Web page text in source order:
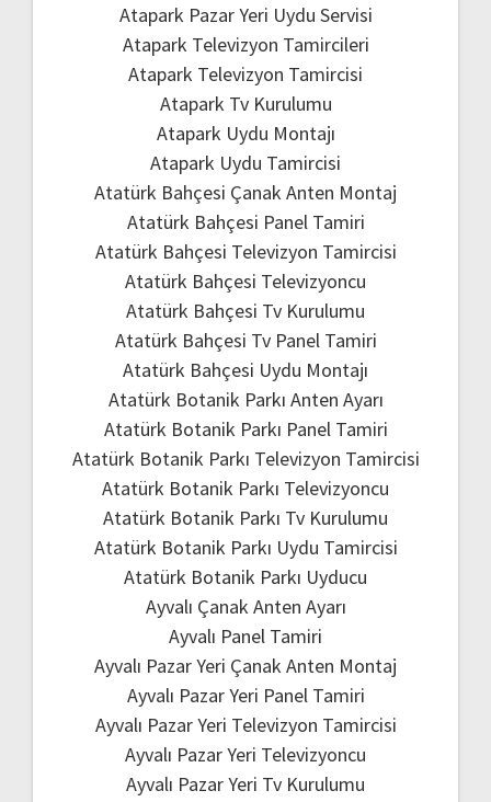
Atapark Pazar Yeri Uydu Servisi
Atapark Televizyon Tamircileri
Atapark Televizyon Tamircisi
Atapark Tv Kurulumu
Atapark Uydu Montajı
Atapark Uydu Tamircisi
Atatürk Bahçesi Çanak Anten Montaj
Atatürk Bahçesi Panel Tamiri
Atatürk Bahçesi Televizyon Tamircisi
Atatürk Bahçesi Televizyoncu
Atatürk Bahçesi Tv Kurulumu
Atatürk Bahçesi Tv Panel Tamiri
Atatürk Bahçesi Uydu Montajı
Atatürk Botanik Parkı Anten Ayarı
Atatürk Botanik Parkı Panel Tamiri
Atatürk Botanik Parkı Televizyon Tamircisi
Atatürk Botanik Parkı Televizyoncu
Atatürk Botanik Parkı Tv Kurulumu
Atatürk Botanik Parkı Uydu Tamircisi
Atatürk Botanik Parkı Uyducu
Ayvalı Çanak Anten Ayarı
Ayvalı Panel Tamiri
Ayvalı Pazar Yeri Çanak Anten Montaj
Ayvalı Pazar Yeri Panel Tamiri
Ayvalı Pazar Yeri Televizyon Tamircisi
Ayvalı Pazar Yeri Televizyoncu
Ayvalı Pazar Yeri Tv Kurulumu